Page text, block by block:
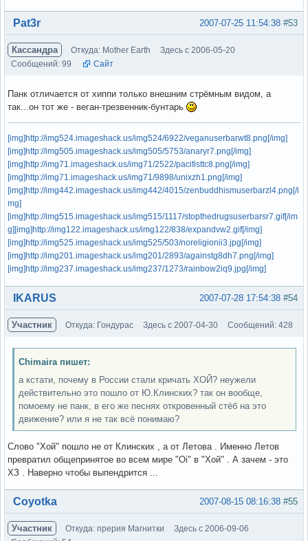
Вне форума #53
2007-07-25 11:54:38
Pat3r
Кассандра Откуда: Mother Earth
Здесь с 2006-05-20
Сообщений: 99
Сайт
Панк отличается от хиппи только внешним стрёмным видом, а
так...он тот же - веган-трезвенник-бунтарь
[img]http://img524.imageshack.us/img524/6922/veganuserbarwt8.png[/img]
[img]http://img505.imageshack.us/img505/5753/anaryr7.png[/img]
[img]http://img71.imageshack.us/img71/2522/pacifisttc8.png[/img]
[img]http://img71.imageshack.us/img71/9898/unixzh1.png[/img]
[img]http://img442.imageshack.us/img442/4015/zenbuddhismuserbarzl4.png[/i
mg]
[img]http://img515.imageshack.us/img515/1117/stopthedrugsuserbarsr7.gif[/im
g][img]http://img122.imageshack.us/img122/838/expandvw2.gif[/img]
[img]http://img525.imageshack.us/img525/503/noreligionii3.jpg[/img]
[img]http://img201.imageshack.us/img201/2893/againstg8dh7.png[/img]
[img]http://img237.imageshack.us/img237/1273/rainbow2iq9.jpg[/img]
Вне форума #54
2007-07-28 17:54:38
IKARUS
Участник Откуда: Гондурас Здесь с 2007-04-30 Сообщений: 428
Chimaira пишет:
а кстати, почему в России стали кричать ХОЙ? неужели
действительно это пошло от Ю.Клинских? так он вообще,
помоему не панк, в его же песнях откровенный стёб на это
движение? или я не так всё понимаю?
Слово "Хой" пошло не от Клинских , а от Летова . Именно Летов
превратил общепринятое во всем мире "Oi" в "Хой" . А зачем - это
ХЗ . Наверно чтобы выпендрится ...
Вне форума #55
2007-08-15 08:16:38
Coyotka
Участник Откуда: прерия Магнитки
Здесь с 2006-09-06